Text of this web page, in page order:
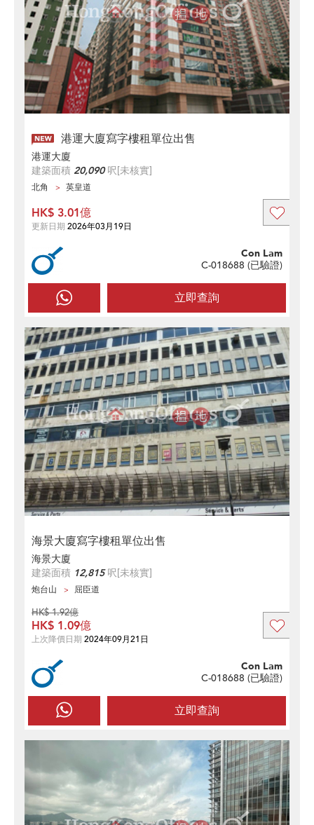
港運大廈寫字樓租單位出售
港運大廈
建築面積 20,090呎[未核實]
北角 英皇道
立即查詢
Con Lam
C-018688 (已驗證)
HK$ 3.01億
更新日期 2026年03月19日
海景大廈寫字樓租單位出售
海景大廈
建築面積 12,815呎[未核實]
炮台山 屈臣道
立即查詢
Con Lam
C-018688 (已驗證)
HK$ 1.92億
HK$ 1.09億
上次降價日期 2024年09月21日